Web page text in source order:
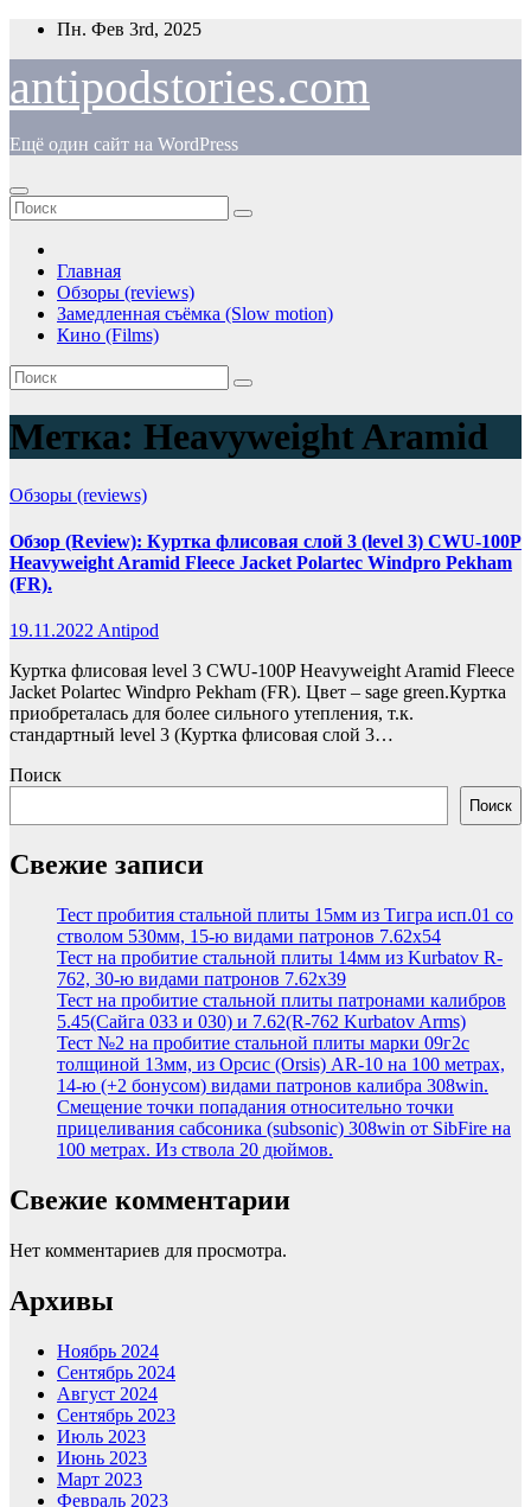
Перейти
содержимому
Пн. Фев 3rd, 2025
antipodstories.com
Ещё один сайт на WordPress
Главная
Обзоры (reviews)
Замедленная съёмка (Slow motion)
Кино (Films)
Метка: Heavyweight Aramid
Обзоры (reviews)
Обзор (Review): Куртка флисовая слой 3 (level 3) CWU-100P
Heavyweight Aramid Fleece Jacket Polartec Windpro Pekham
(FR).
19.11.2022Antipod
Куртка флисовая level 3 CWU-100P Heavyweight Aramid Fleece
Jacket Polartec Windpro Pekham (FR). Цвет – sage green.Куртка
приобреталась для более сильного утепления, т.к.
стандартный level 3 (Куртка флисовая слой 3…
Поиск
Поиск
Свежие записи
Тест пробития стальной плиты 15мм из Тигра исп.01 со
стволом 530мм, 15-ю видами патронов 7.62х54
Тест на пробитие стальной плиты 14мм из Kurbatov R-
762, 30-ю видами патронов 7.62х39
Тест на пробитие стальной плиты патронами калибров
5.45(Сайга 033 и 030) и 7.62(R-762 Kurbatov Arms)
Тест №2 на пробитие стальной плиты марки 09г2с
толщиной 13мм, из Орсис (Orsis) AR-10 на 100 метрах,
14-ю (+2 бонусом) видами патронов калибра 308win.
Смещение точки попадания относительно точки
прицеливания сабсоника (subsonic) 308win от SibFire на
100 метрах. Из ствола 20 дюймов.
Свежие комментарии
Нет комментариев для просмотра.
Архивы
Ноябрь 2024
Сентябрь 2024
Август 2024
Сентябрь 2023
Июль 2023
Июнь 2023
Март 2023
Февраль 2023